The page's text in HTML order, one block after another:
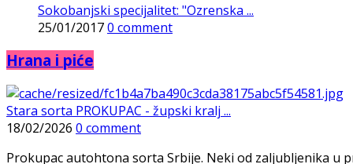
Sokobanjski specijalitet: "Ozrenska ...
25/01/20170 comment
Hrana i piće
Stara sorta PROKUPAC - župski kralj ...
18/02/2026 0 comment
Prokupac autohtona sorta Srbije. Neki od zaljubljenika u